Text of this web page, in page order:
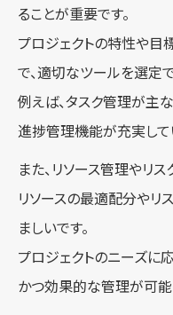
ることが重要です。
プロジェクトの特性や目
で、適切なツールを選定で
例えば、タスク管理が主
進捗管理機能が充実して
また、リソース管理やリ
リソースの最適配分や
ましいです。
プロジェクトのニーズに
かつ効果的な管理が可能